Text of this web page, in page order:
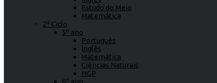
Estudo do Meio
Matemática
2º Ciclo
5º ano
Português
Inglês
Matemática
Ciências Naturais
HGP